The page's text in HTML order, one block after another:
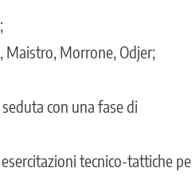
Maistro, Morrone, Odjer;
con una fase di
tecnico-tattiche